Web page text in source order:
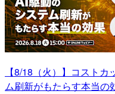
【8/18（火）】コスト
ム刷新がもたらす本当の